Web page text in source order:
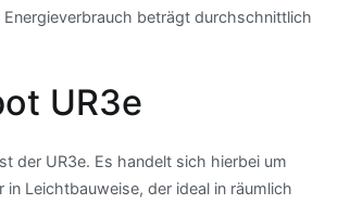
Energieverbrauch beträgt durchschnittlich
UR3e
der UR3e. Es handelt sich hierbei um
in Leichtbauweise, der ideal in räumlich